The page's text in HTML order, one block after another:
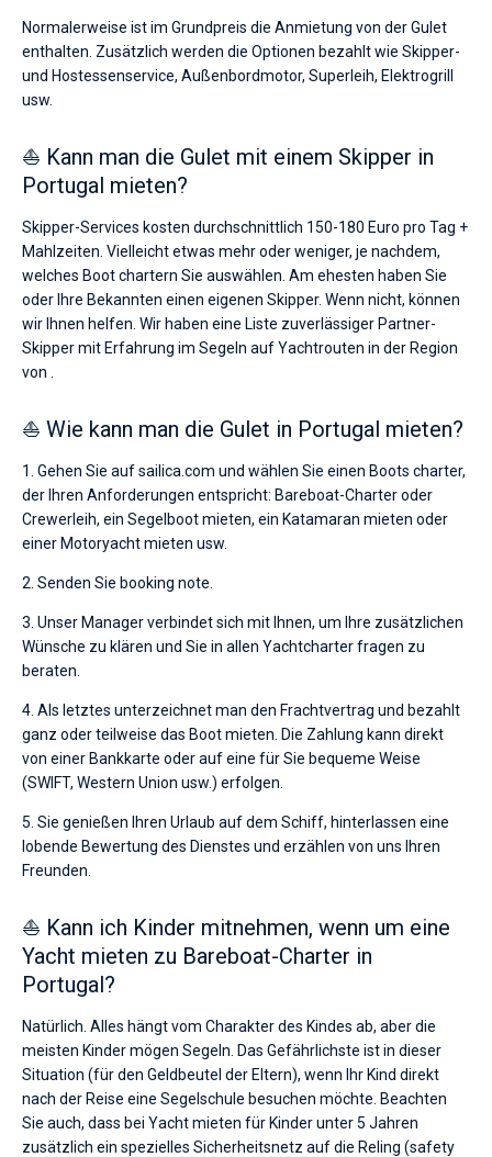
Normalerweise ist im Grundpreis die Anmietung von der Gulet
enthalten. Zusätzlich werden die Optionen bezahlt wie Skipper-
und Hostessenservice, Außenbordmotor, Superleih, Elektrogrill
usw.
⛵ Kann man die Gulet mit einem Skipper in
Portugal mieten?
Skipper-Services kosten durchschnittlich 150-180 Euro pro Tag +
Mahlzeiten. Vielleicht etwas mehr oder weniger, je nachdem,
welches Boot chartern Sie auswählen. Am ehesten haben Sie
oder Ihre Bekannten einen eigenen Skipper. Wenn nicht, können
wir Ihnen helfen. Wir haben eine Liste zuverlässiger Partner-
Skipper mit Erfahrung im Segeln auf Yachtrouten in der Region
von .
⛵ Wie kann man die Gulet in Portugal mieten?
1. Gehen Sie auf sailica.com und wählen Sie einen Boots charter,
der Ihren Anforderungen entspricht: Bareboat-Charter oder
Crewerleih, ein Segelboot mieten, ein Katamaran mieten oder
einer Motoryacht mieten usw.
2. Senden Sie booking note.
3. Unser Manager verbindet sich mit Ihnen, um Ihre zusätzlichen
Wünsche zu klären und Sie in allen Yachtcharter fragen zu
beraten.
4. Als letztes unterzeichnet man den Frachtvertrag und bezahlt
ganz oder teilweise das Boot mieten. Die Zahlung kann direkt
von einer Bankkarte oder auf eine für Sie bequeme Weise
(SWIFT, Western Union usw.) erfolgen.
5. Sie genießen Ihren Urlaub auf dem Schiff, hinterlassen eine
lobende Bewertung des Dienstes und erzählen von uns Ihren
Freunden.
⛵ Kann ich Kinder mitnehmen, wenn um eine
Yacht mieten zu Bareboat-Charter in
Portugal?
Natürlich. Alles hängt vom Charakter des Kindes ab, aber die
meisten Kinder mögen Segeln. Das Gefährlichste ist in dieser
Situation (für den Geldbeutel der Eltern), wenn Ihr Kind direkt
nach der Reise eine Segelschule besuchen möchte. Beachten
Sie auch, dass bei Yacht mieten für Kinder unter 5 Jahren
zusätzlich ein spezielles Sicherheitsnetz auf die Reling (safety